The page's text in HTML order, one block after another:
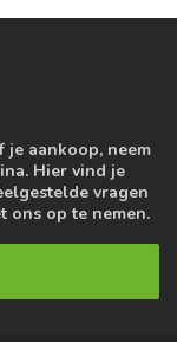
aankoop, neem
Hier vind je
vragen
ons op te nemen.